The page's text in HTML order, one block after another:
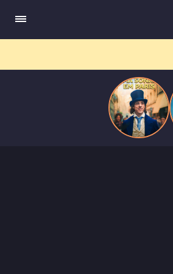
Paris
meio a círculos aristocráticos e reais.